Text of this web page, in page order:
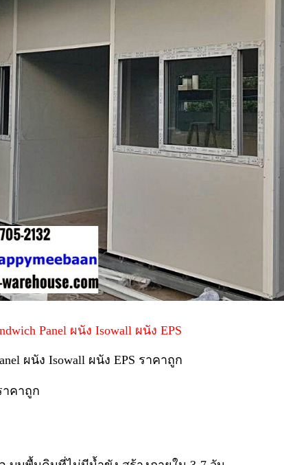
Panel ผนัง Isowall ผนัง EPS
ผนัง Isowall ผนัง EPS ราคาถูก
าคาถูก